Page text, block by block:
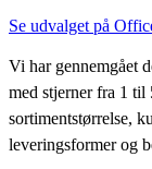
Se udvalget på
Vi har gennemgået
med stjerner fra 1 til
sortimentstørrelse,
leveringsformer og